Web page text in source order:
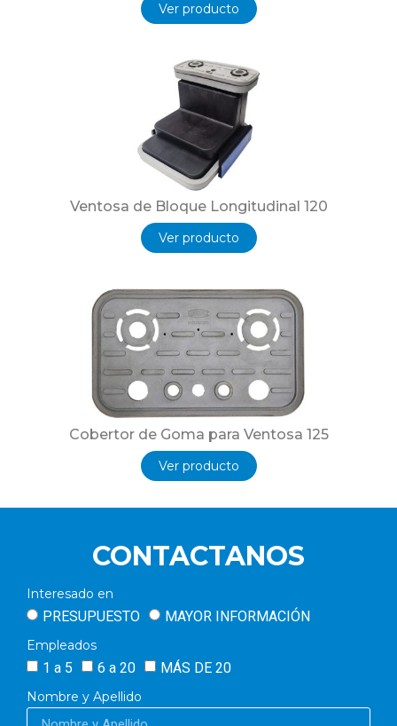
Ver producto
Ventosa de Bloque Longitudinal 120
Ver producto
Cobertor de Goma para Ventosa 125
Ver producto
CONTACTANOS
Interesado en
PRESUPUESTO MAYOR INFORMACIÓN
Empleados
1 a 5 6 a 20 MÁS DE 20
Nombre y Apellido